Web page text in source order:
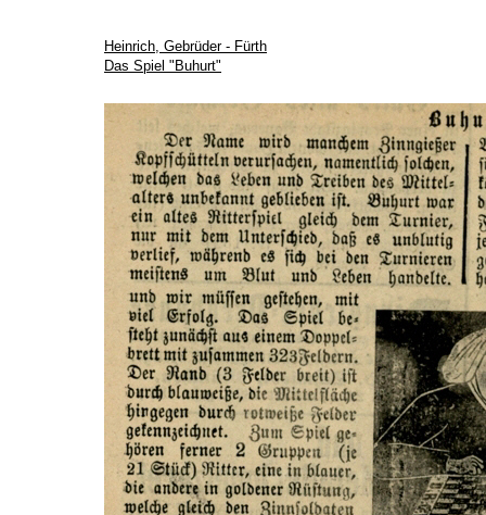
Heinrich, Gebrüder - Fürth
Das Spiel "Buhurt"